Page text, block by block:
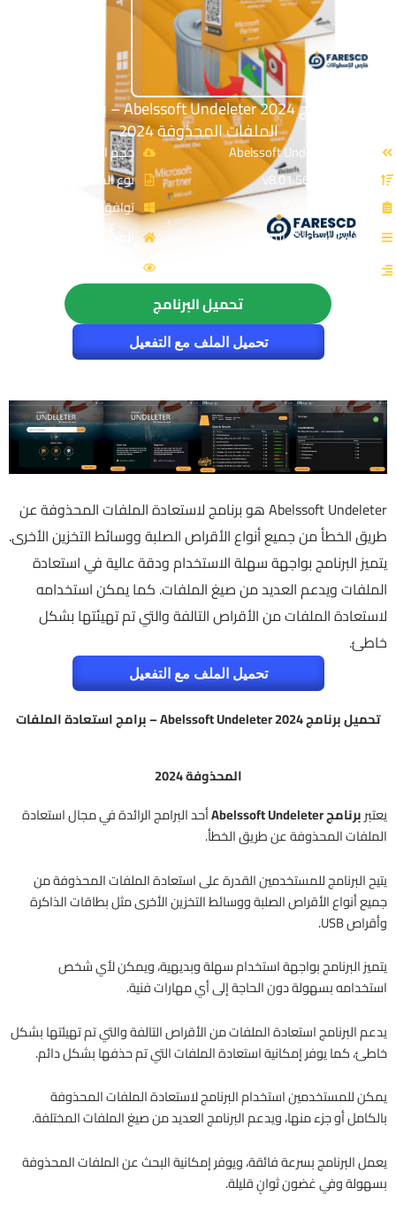
تحميل برنامج Abelssoft Undeleter 2024 – برامج استعادة
الملفات المحذوفة 2024
القسم: استعادة الملفات
حجم الملف: 12 MB
نوع الملف: Zip
توافق النواة: 32 & 64-Bit
المصدر: Abelssoft
تحميل البرنامج
تحميل الملف مع التفعيل
Abelssoft Undeleter هو برنامج لاستعادة الملفات المحذوفة عن
طريق الخطأ من جميع أنواع الأقراص الصلبة ووسائط التخزين الأخرى.
يتميز البرنامج بواجهة سهلة الاستخدام ودقة عالية في استعادة
الملفات ويدعم العديد من صيغ الملفات. كما يمكن استخدامه
لاستعادة الملفات من الأقراص التالفة والتي تم تهيئتها بشكل
خاطئ.
تحميل الملف مع التفعيل
تحميل برنامج Abelssoft Undeleter 2024 – برامج استعادة الملفات
المحذوفة 2024
يعتبربرنامج Abelssoft Undeleter
أحد البرامج الرائدة في مجال استعادة
الملفات المحذوفة عن طريق الخطأ.
يتيح البرنامج للمستخدمين القدرة على استعادة الملفات المحذوفة من
جميع أنواع الأقراص الصلبة ووسائط التخزين الأخرى مثل بطاقات الذاكرة
وأقراص USB.
يتميز البرنامج بواجهة استخدام سهلة وبديهية، ويمكن لأي شخص
استخدامه بسهولة دون الحاجة إلى أي مهارات فنية.
يدعم البرنامج استعادة الملفات من الأقراص التالفة والتي تم تهيئتها بشكل
خاطئ، كما يوفر إمكانية استعادة الملفات التي تم حذفها بشكل دائم.
يمكن للمستخدمين استخدام البرنامج لاستعادة الملفات المحذوفة
بالكامل أو جزء منها، ويدعم البرنامج العديد من صيغ الملفات المختلفة.
يعمل البرنامج بسرعة فائقة، ويوفر إمكانية البحث عن الملفات المحذوفة
بسهولة وفي غضون ثوانٍ قليلة.